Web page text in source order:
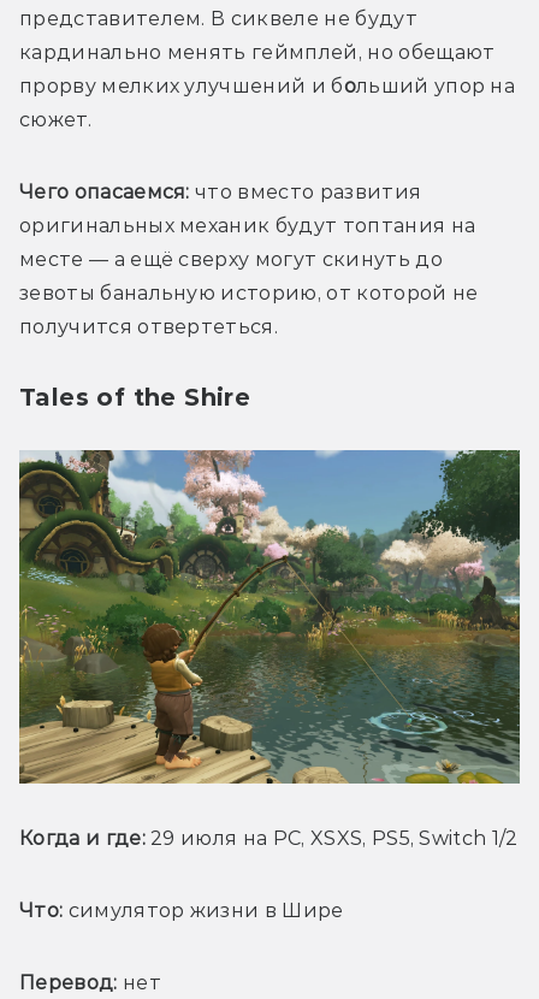
представителем. В сиквеле не будут
кардинально менять геймплей, но обещают
прорву мелких улучшений и больший упор на
сюжет.
Чего опасаемся: что вместо развития
оригинальных механик будут топтания на
месте — а ещё сверху могут скинуть до
зевоты банальную историю, от которой не
получится отвертеться.
Tales of the Shire
Когда и где: 29 июля на PC, XSXS, PS5, Switch 1/2
Что: симулятор жизни в Шире
Перевод: нет